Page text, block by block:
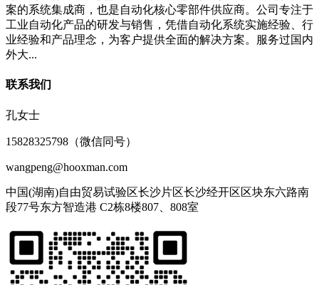
案的系统集成商，也是自动化核心零部件供应商。公司专注于
工业自动化产品的研发与销售，凭借自动化系统实施经验、行
业经验和产品理念，为客户提供全面的解决方案。服务过国内
外大...
联系我们
孔女士
15828325798（微信同号）
wangpeng@hooxman.com
中国(湖南)自由贸易试验区长沙片区长沙经开区区块东六路南
段77号东方智造港 C2栋8楼807、808室